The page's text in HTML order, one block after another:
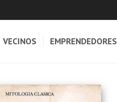
VECINOS EMPRENDEDORES